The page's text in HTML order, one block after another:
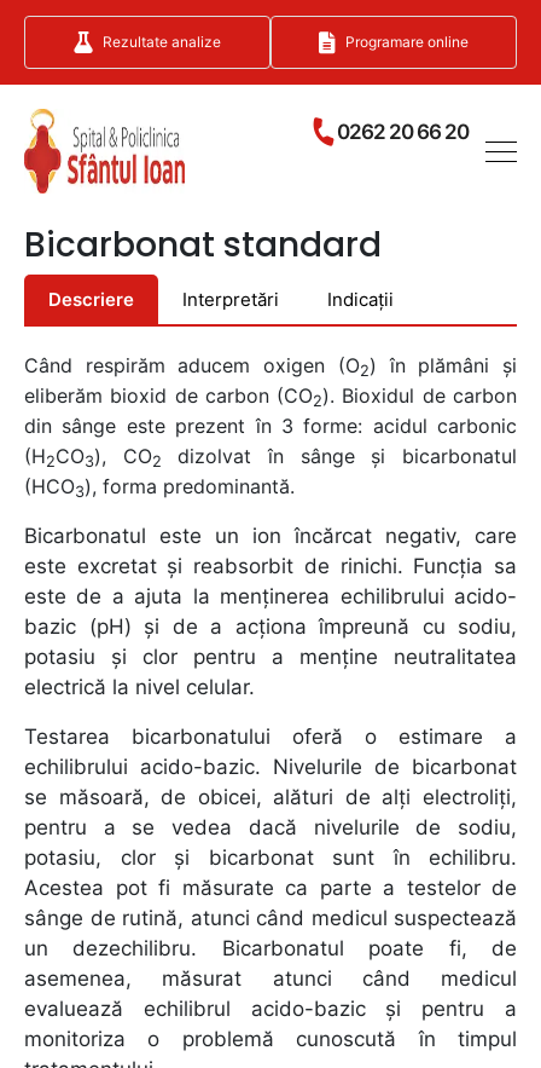
0262 20 66 20
Rezultate analize Programare online
Bicarbonat standard
Descriere Interpretări Indicații
Când respirăm aducem oxigen (O2) în plămâni și
eliberăm bioxid de carbon (CO2). Bioxidul de carbon
din sânge este prezent în 3 forme: acidul carbonic
(H2CO3), CO2
dizolvat în sânge și bicarbonatul
(HCO3), forma predominantă.
Bicarbonatul este un ion încărcat negativ, care
este excretat și reabsorbit de rinichi. Funcția sa
este de a ajuta la menținerea echilibrului acido-
bazic (pH) și de a acționa împreună cu sodiu,
potasiu și clor pentru a menține neutralitatea
electrică la nivel celular.
Testarea bicarbonatului oferă o estimare a
echilibrului acido-bazic. Nivelurile de bicarbonat
se măsoară, de obicei, alături de alți electroliți,
pentru a se vedea dacă nivelurile de sodiu,
potasiu, clor și bicarbonat sunt în echilibru.
Acestea pot fi măsurate ca parte a testelor de
sânge de rutină, atunci când medicul suspectează
un dezechilibru. Bicarbonatul poate fi, de
asemenea, măsurat atunci când medicul
evaluează echilibrul acido-bazic și pentru a
monitoriza o problemă cunoscută în timpul